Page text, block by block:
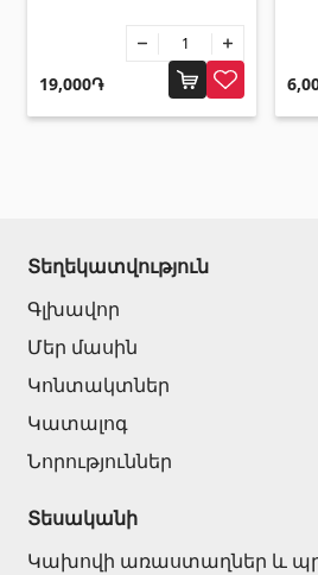
Կղմինդր՝ կերամիկական
19,000֏
Տեղեկատվություն
Գլխավոր
Մեր մասին
Կոնտակտներ
Կատալոգ
Նորություններ
Տեսականի
Կախովի առաստաղներ և